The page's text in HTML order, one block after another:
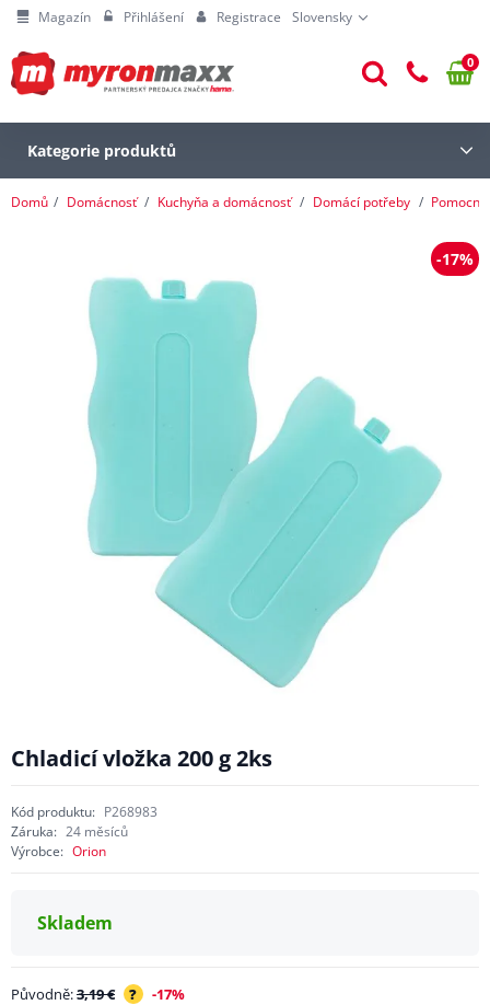
Magazín Přihlášení Registrace Slovensky
0
Kategorie produktů
Domů Domácnosť Kuchyňa a domácnosť Domácí potřeby
-17%
Chladicí vložka 200 g 2ks
Kód produktu: P268983
Záruka: 24 měsíců
Výrobce: Orion
Skladem
Původně:3,19 € ? -17%